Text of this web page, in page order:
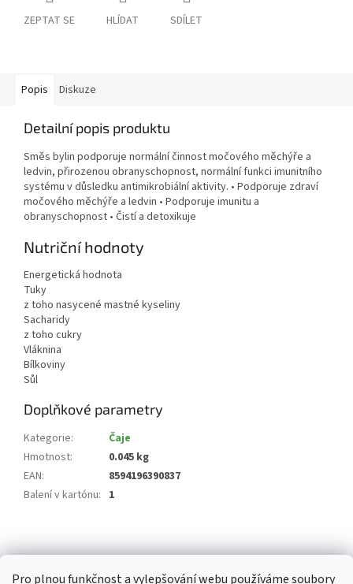
Pro plnou funkčnost a vylepšování webu používáme soubory
ZEPTAT SE HLÍDAT SDÍLET
Popis Diskuze
Detailní popis produktu
Směs bylin podporuje normální činnost močového měchýře a
ledvin, přirozenou obranyschopnost, normální funkci imunitního
systému v důsledku antimikrobiální aktivity. • Podporuje zdraví
močového měchýře a ledvin • Podporuje imunitu a
obranyschopnost • Čistí a detoxikuje
Nutriční hodnoty
Energetická hodnota
Tuky
z toho nasycené mastné kyseliny
Sacharidy
z toho cukry
Vláknina
Bílkoviny
Sůl
Doplňkové parametry
Kategorie:
Čaje
Hmotnost:
0.045 kg
EAN:
8594196390837
Balení v kartónu: 1
á